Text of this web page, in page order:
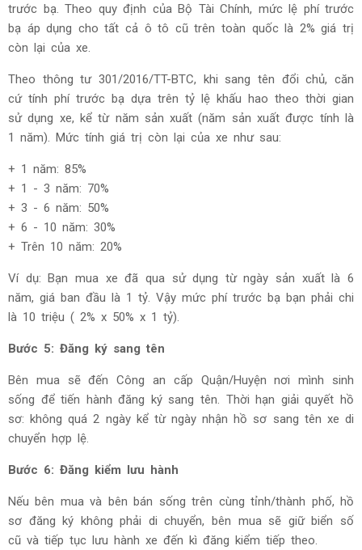
trước bạ. Theo quy định của Bộ Tài Chính, mức lệ phí trước
bạ áp dụng cho tất cả ô tô cũ trên toàn quốc là 2% giá trị
còn lại của xe.
Theo thông tư 301/2016/TT-BTC, khi sang tên đổi chủ, căn
cứ tính phí trước bạ dựa trên tỷ lệ khấu hao theo thời gian
sử dụng xe, kể từ năm sản xuất (năm sản xuất được tính là
1 năm). Mức tính giá trị còn lại của xe như sau:
+ 1 năm: 85%
+ 1 - 3 năm: 70%
+ 3 - 6 năm: 50%
+ 6 - 10 năm: 30%
+ Trên 10 năm: 20%
Ví dụ: Bạn mua xe đã qua sử dụng từ ngày sản xuất là 6
năm, giá ban đầu là 1 tỷ. Vậy mức phí trước bạ bạn phải chi
là 10 triệu ( 2% x 50% x 1 tỷ).
Bước 5: Đăng ký sang tên
Bên mua sẽ đến Công an cấp Quận/Huyện nơi mình sinh
sống để tiến hành đăng ký sang tên. Thời hạn giải quyết hồ
sơ: không quá 2 ngày kể từ ngày nhận hồ sơ sang tên xe di
chuyển hợp lệ.
Bước 6: Đăng kiểm lưu hành
Nếu bên mua và bên bán sống trên cùng tỉnh/thành phố, hồ
sơ đăng ký không phải di chuyển, bên mua sẽ giữ biển số
cũ và tiếp tục lưu hành xe đến kì đăng kiểm tiếp theo.